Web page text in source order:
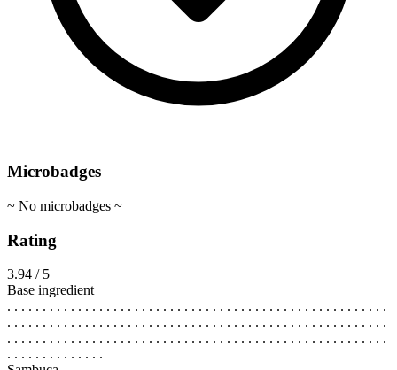
Microbadges
~ No microbadges ~
Rating
3.94 / 5
Base ingredient
. . . . . . . . . . . . . . . . . . . . . . . . . . . . . . . . . . . . . . . . . . . . . . . . . . . . . .
. . . . . . . . . . . . . . . . . . . . . . . . . . . . . . . . . . . . . . . . . . . . . . . . . . . . . .
. . . . . . . . . . . . . . . . . . . . . . . . . . . . . . . . . . . . . . . . . . . . . . . . . . . . . .
. . . . . . . . . . . . . .